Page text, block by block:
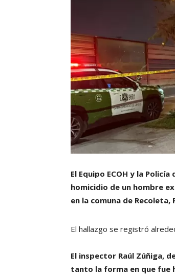
El Equipo ECOH y la
homicidio de un hombre
en la comuna de
El hallazgo se registró
El inspector Raúl Zúñiga,
tanto la forma en que fue